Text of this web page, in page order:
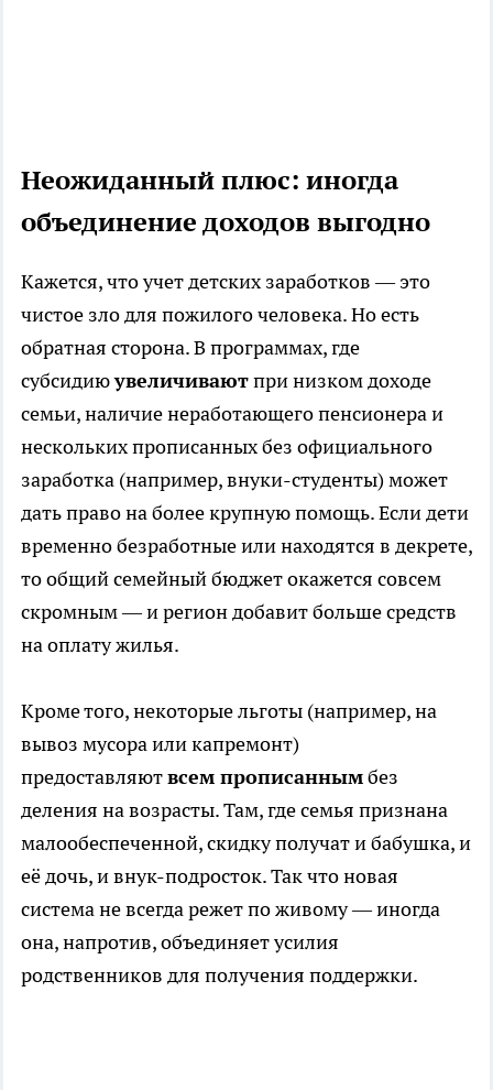
Неожиданный плюс: иногда
объединение доходов выгодно
Кажется, что учет детских заработков — это
чистое зло для пожилого человека. Но есть
обратная сторона. В программах, где
субсидиюувеличиваютпри низком доходе
семьи, наличие неработающего пенсионера и
нескольких прописанных без официального
заработка (например, внуки-студенты) может
дать право на более крупную помощь. Если дети
временно безработные или находятся в декрете,
то общий семейный бюджет окажется совсем
скромным — и регион добавит больше средств
на оплату жилья.
Кроме того, некоторые льготы (например, на
вывоз мусора или капремонт)
предоставляютвсем прописаннымбез
деления на возрасты. Там, где семья признана
малообеспеченной, скидку получат и бабушка, и
её дочь, и внук-подросток. Так что новая
система не всегда режет по живому — иногда
она, напротив, объединяет усилия
родственников для получения поддержки.